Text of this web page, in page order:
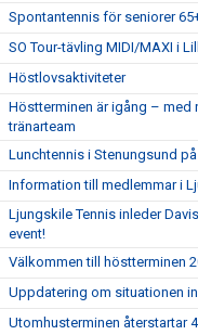
Spontantennis för seniorer
SO Tour-tävling MIDI/MAXI i
Höstlovsaktiviteter
Höstterminen är igång – med
tränarteam
Lunchtennis i Stenungsund
Information till medlemmar i
Ljungskile Tennis inleder
event!
Välkommen till höstterminen
Uppdatering om situationen
Utomhusterminen återstartar